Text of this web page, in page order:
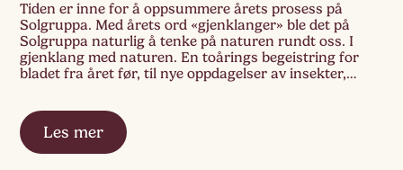
Tiden er inne for å oppsummere årets prosess på
Solgruppa. Med årets ord «gjenklanger» ble det på
Solgruppa naturlig å tenke på naturen rundt oss. I
gjenklang med naturen. En toårings begeistring for
bladet fra året før, til nye oppdagelser av insekter,
Les mer